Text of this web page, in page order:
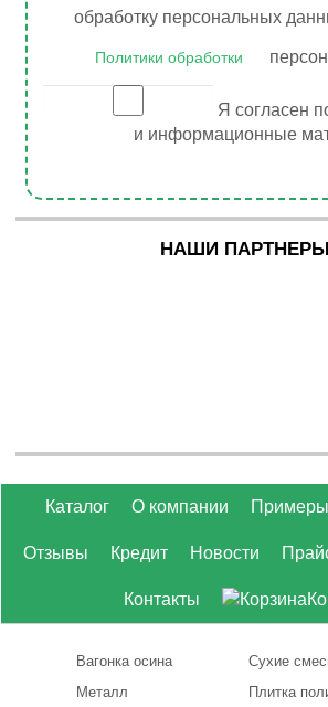
обработку персональных
Политики обработки
Я согласен
и информационные
НАШИ
Каталог О компании
Отзывы Кредит Новости
Контакты
Вагонка осина
Металл
Сухие
Плитка